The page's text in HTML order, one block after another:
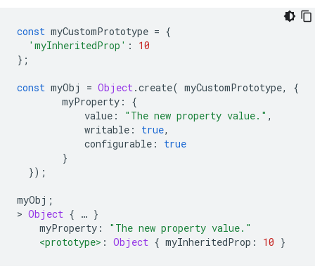
const myCustomPrototype = {
'myInheritedProp' :
10
};
const myObj = Object.create( myCustomPrototype,
{
myProperty :
{
value : "The new property value." ,
writable : true,
configurable :
true
}
});
myObj ;
> Object { … }
myProperty :
"The new property value."
<prototype> : Object { myInheritedProp : 10 }